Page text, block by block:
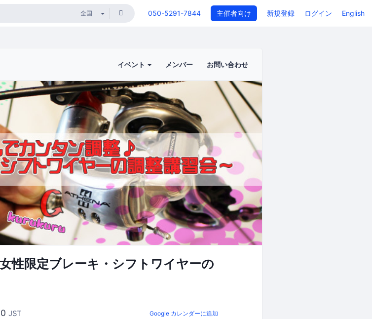
050-5291-7844 主催者向け 新規登録 ログイン English
イベント メンバー お問い合わせ
性限定ブレーキ・シフトワイヤーの
JST Google カレンダーに追加